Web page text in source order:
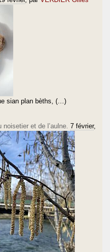
sian plan bèths, (…)
et de l’aulne. 7 février,